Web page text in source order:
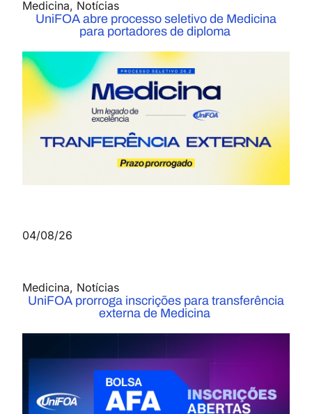
Medicina, Notícias
UniFOA abre processo seletivo de Medicina
para portadores de diploma
04/08/26
Medicina, Notícias
UniFOA prorroga inscrições para transferência
externa de Medicina